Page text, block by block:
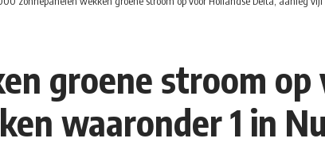
groene stroom op
waaronder 1 in